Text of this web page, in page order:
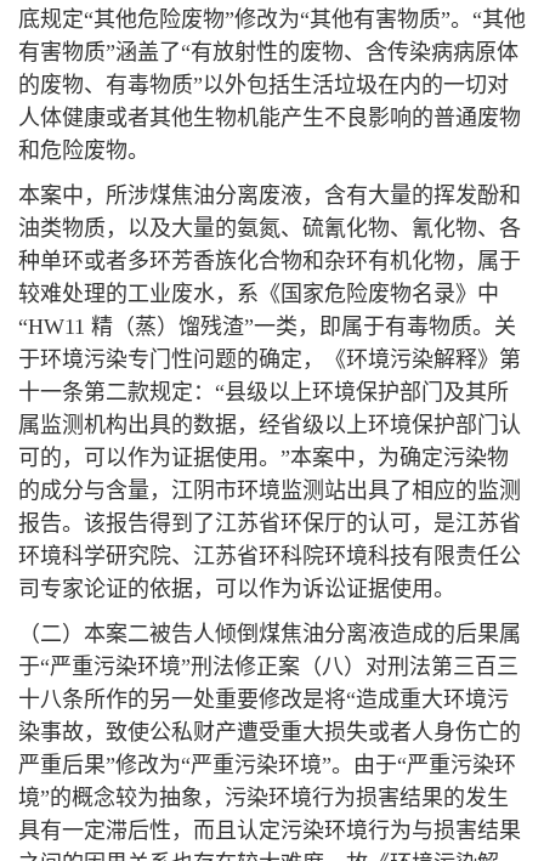
底规定“其他危险废物”修改为“其他有害物质”。“其他
有害物质”涵盖了“有放射性的废物、含传染病病原体
的废物、有毒物质”以外包括生活垃圾在内的一切对
人体健康或者其他生物机能产生不良影响的普通废物
和危险废物。
本案中，所涉煤焦油分离废液，含有大量的挥发酚和
油类物质，以及大量的氨氮、硫氰化物、氰化物、各
种单环或者多环芳香族化合物和杂环有机化物，属于
较难处理的工业废水，系《国家危险废物名录》中
“HW11 精（蒸）馏残渣”一类，即属于有毒物质。关
于环境污染专门性问题的确定，《环境污染解释》第
十一条第二款规定：“县级以上环境保护部门及其所
属监测机构出具的数据，经省级以上环境保护部门认
可的，可以作为证据使用。”本案中，为确定污染物
的成分与含量，江阴市环境监测站出具了相应的监测
报告。该报告得到了江苏省环保厅的认可，是江苏省
环境科学研究院、江苏省环科院环境科技有限责任公
司专家论证的依据，可以作为诉讼证据使用。
（二）本案二被告人倾倒煤焦油分离液造成的后果属
于“严重污染环境”刑法修正案（八）对刑法第三百三
十八条所作的另一处重要修改是将“造成重大环境污
染事故，致使公私财产遭受重大损失或者人身伤亡的
严重后果”修改为“严重污染环境”。由于“严重污染环
境”的概念较为抽象，污染环境行为损害结果的发生
具有一定滞后性，而且认定污染环境行为与损害结果